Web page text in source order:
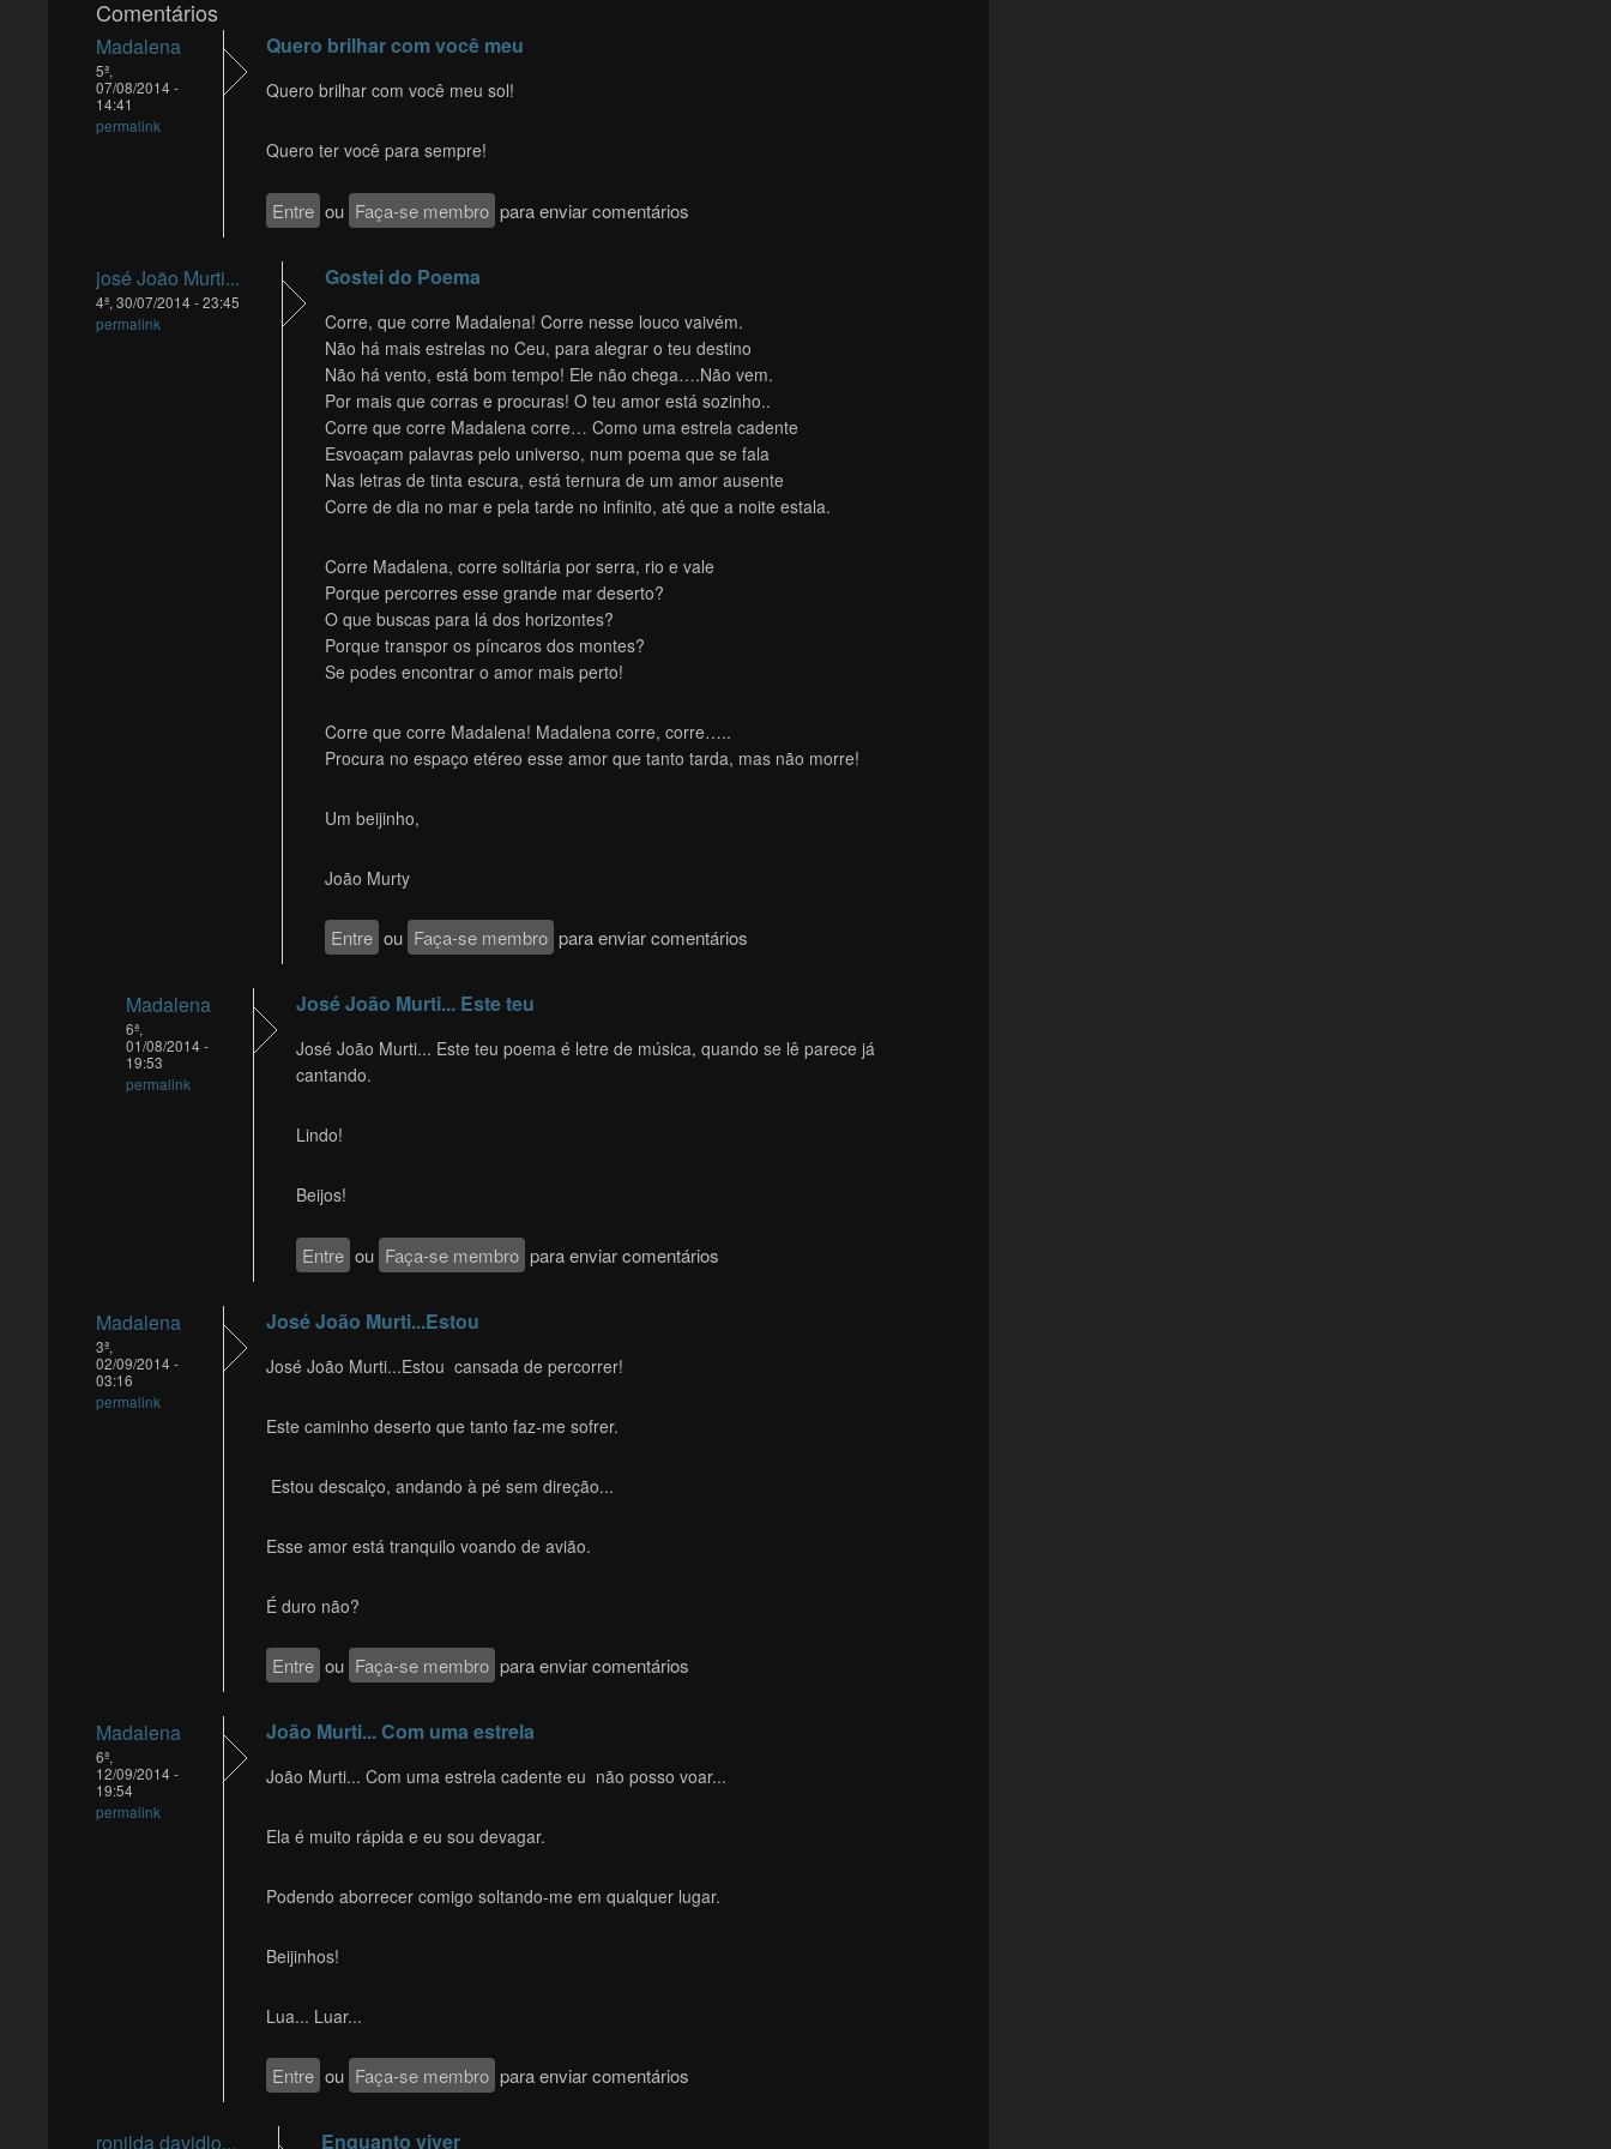
Comentários
Madalena
5ª,
07/08/2014 -
14:41
permalink
Quero brilhar com você meu
Quero brilhar com você meu sol!
Quero ter você para sempre!
Entre ou Faça-se membro para enviar comentários
josé João Murti...
4ª, 30/07/2014 - 23:45
permalink
Gostei do Poema
Corre, que corre Madalena! Corre nesse louco vaivém.
Não há mais estrelas no Ceu, para alegrar o teu destino
Não há vento, está bom tempo! Ele não chega….Não vem.
Por mais que corras e procuras! O teu amor está sozinho..
Corre que corre Madalena corre… Como uma estrela cadente
Esvoaçam palavras pelo universo, num poema que se fala
Nas letras de tinta escura, está ternura de um amor ausente
Corre de dia no mar e pela tarde no infinito, até que a noite estala.
Corre Madalena, corre solitária por serra, rio e vale
Porque percorres esse grande mar deserto?
O que buscas para lá dos horizontes?
Porque transpor os píncaros dos montes?
Se podes encontrar o amor mais perto!
Corre que corre Madalena! Madalena corre, corre…..
Procura no espaço etéreo esse amor que tanto tarda, mas não morre!
Um beijinho,
João Murty
Entre ou Faça-se membro para enviar comentários
Madalena
6ª,
01/08/2014 -
19:53
permalink
José João Murti... Este teu
José João Murti... Este teu poema é letre de música, quando se lê parece já
cantando.
Lindo!
Beijos!
Entre ou Faça-se membro para enviar comentários
Madalena
3ª,
02/09/2014 -
03:16
permalink
José João Murti...Estou
José João Murti...Estou cansada de percorrer!
Este caminho deserto que tanto faz-me sofrer.
Estou descalço, andando à pé sem direção...
Esse amor está tranquilo voando de avião.
É duro não?
Entre ou Faça-se membro para enviar comentários
Madalena
6ª,
12/09/2014 -
19:54
permalink
João Murti... Com uma estrela
João Murti... Com uma estrela cadente eu não posso voar...
Ela é muito rápida e eu sou devagar.
Podendo aborrecer comigo soltando-me em qualquer lugar.
Beijinhos!
Lua... Luar...
Entre ou Faça-se membro para enviar comentários
ronilda davidlo... Enquanto viver